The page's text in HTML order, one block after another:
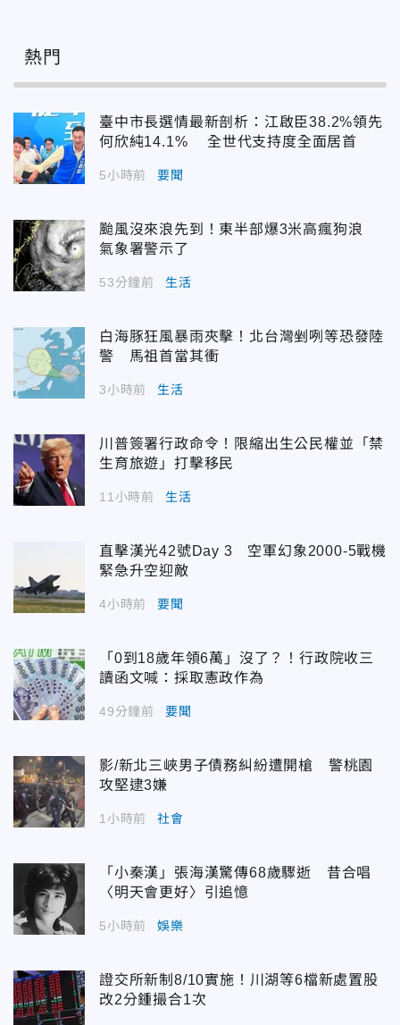
熱門
臺中市長選情最新剖析：江啟臣38.2%領先
何欣純14.1% 全世代支持度全面居首
5小時前 要聞
颱風沒來浪先到！東半部爆3米高瘋狗浪
氣象署警示了
53分鐘前 生活
白海豚狂風暴雨夾擊！北台灣剉咧等恐發陸
警 馬祖首當其衝
3小時前 生活
川普簽署行政命令！限縮出生公民權並「禁
生育旅遊」打擊移民
11小時前 生活
直擊漢光42號Day 3 空軍幻象2000-5戰機
緊急升空迎敵
4小時前 要聞
「0到18歲年領6萬」沒了？！行政院收三
讀函文喊：採取憲政作為
49分鐘前 要聞
影/新北三峽男子債務糾紛遭開槍 警桃園
攻堅逮3嫌
1小時前 社會
「小秦漢」張海漢驚傳68歲驟逝 昔合唱
〈明天會更好〉引追憶
5小時前 娛樂
證交所新制8/10實施！川湖等6檔新處置股
改2分鍾撮合1次